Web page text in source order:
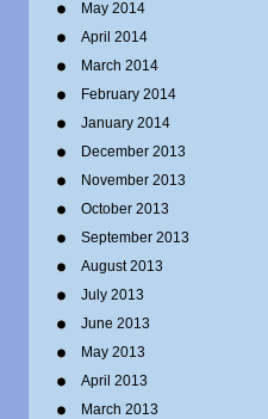
May 2014
April 2014
March 2014
February 2014
January 2014
December 2013
November 2013
October 2013
September 2013
August 2013
July 2013
June 2013
May 2013
April 2013
March 2013